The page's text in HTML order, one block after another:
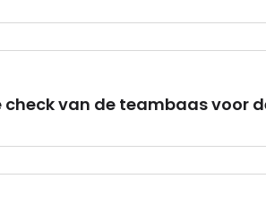
check van de teambaas voor